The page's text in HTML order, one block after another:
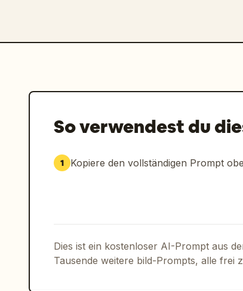
So verwendest du
1 Kopiere den vollständigen Prompt
Dies ist ein kostenloser AI-Prompt aus
Tausende weitere bild-Prompts, alle frei